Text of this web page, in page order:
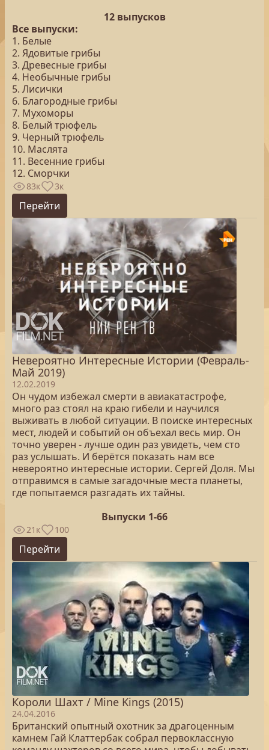
12 выпусков
Все выпуски:
1. Белые
2. Ядовитые грибы
3. Древесные грибы
4. Необычные грибы
5. Лисички
6. Благородные грибы
7. Мухоморы
8. Белый трюфель
9. Черный трюфель
10. Маслята
11. Весенние грибы
12. Сморчки
83к 3к
Перейти
Невероятно Интересные Истории (Февраль-
Май 2019)
12.02.2019
Он чудом избежал смерти в авиакатастрофе,
много раз стоял на краю гибели и научился
выживать в любой ситуации. В поиске интересных
мест, людей и событий он объехал весь мир. Он
точно уверен - лучше один раз увидеть, чем сто
раз услышать. И берётся показать нам все
невероятно интересные истории. Сергей Доля. Мы
отправимся в самые загадочные места планеты,
где попытаемся разгадать их тайны.
Выпуски 1-66
21к 100
Перейти
Короли Шахт / Mine Kings (2015)
24.04.2016
Британский опытный охотник за драгоценным
камнем Гай Клаттербак собрал первоклассную